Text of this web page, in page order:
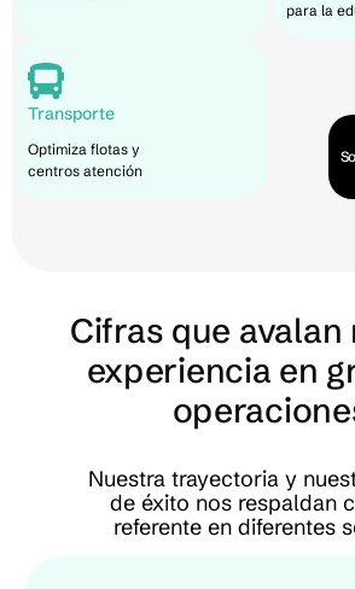
para la
Transporte
Optimiza flotas y
centros atención
Cifras que avalan
experiencia en
Nuestra trayectoria y
de éxito nos respaldan
referente en diferentes